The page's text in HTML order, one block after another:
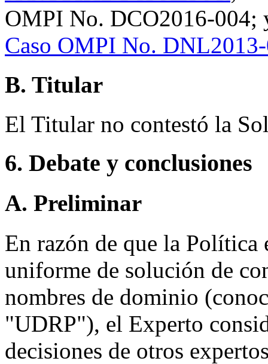
OMPI No. DCO2016-
Caso OMPI No.
B. Titular
El Titular no contestó la
6. Debate y conclusiones
A. Preliminar
En razón de que la Política
uniforme de solución de
nombres de dominio
"UDRP"), el Experto
decisiones de otros